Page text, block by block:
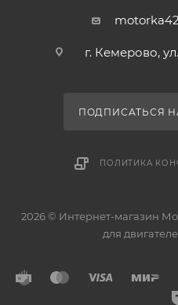
SWT10256ZZSTD,
г. Кемерово,
ПОДПИСАТЬСЯ
ПОЛИТИКА
2026 © Интернет-магазин
для